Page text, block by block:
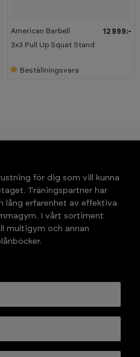
American Barbell
3x3 Pull Up Squat Stand
12 999:-
Beställningsvara
för dig som vill kunna
Träningspartner har
lång erfarenhet av effektiva
I vårt sortiment
multigym och annan